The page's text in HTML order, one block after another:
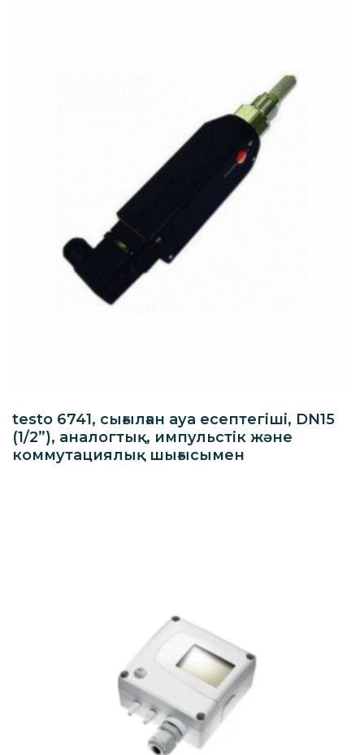
testo 6741, сығылған ауа есептегіші, DN15
(1/2”), аналогтық, импульстік және
коммутациялық шығысымен